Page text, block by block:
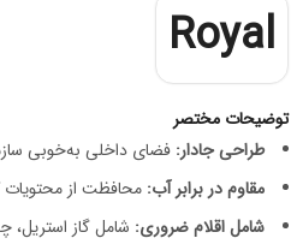
Royal
توضیحات مختصر
طراحی جادار: فضای داخلی به‌خوبی
مقاوم در برابر آب: محافظت از محتویات
شامل اقلام ضروری: شامل گاز